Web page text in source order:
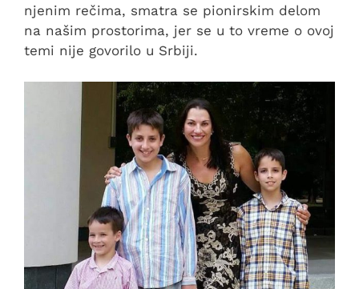
njenim rečima, smatra se pionirskim delom
na našim prostorima, jer se u to vreme o ovoj
temi nije govorilo u Srbiji.